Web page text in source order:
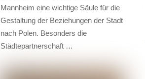
Mannheim eine wichtige Säule für die
Gestaltung der Beziehungen der Stadt
nach Polen. Besonders die
Städtepartnerschaft …